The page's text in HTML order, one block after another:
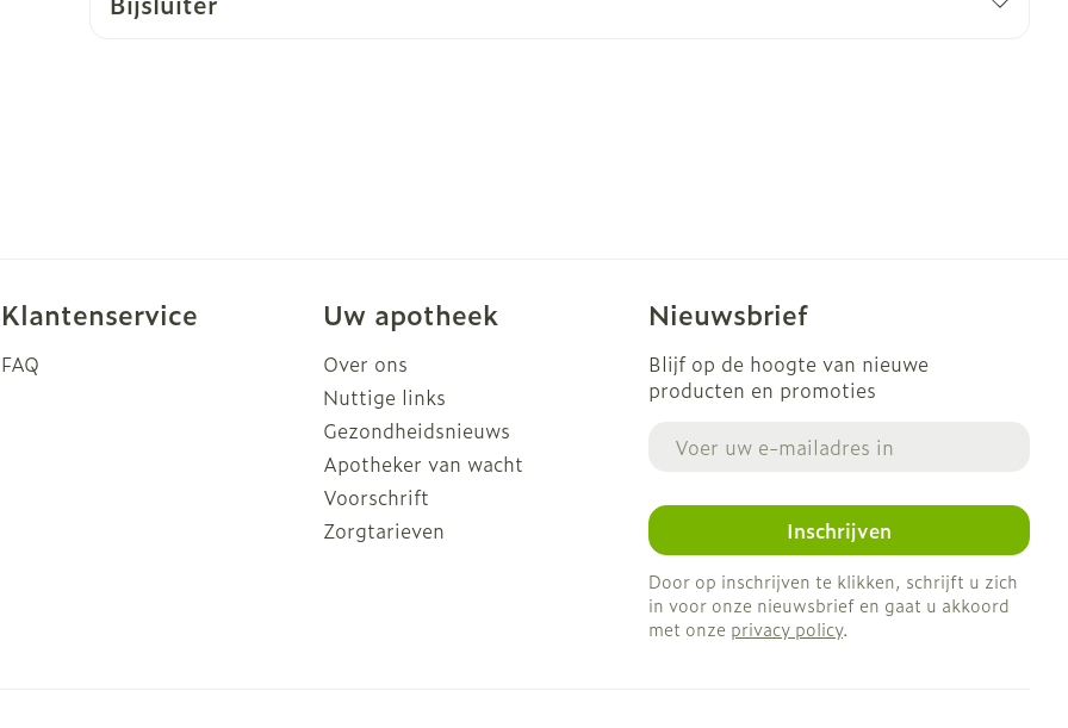
Klantenservice
FAQ
Uw apotheek
Over ons
Nuttige links
Gezondheidsnieuws
Apotheker van wacht
Voorschrift
Zorgtarieven
Nieuwsbrief
Blijf op de hoogte van nieuwe
producten en promoties
Inschrijven
Door op inschrijven te klikken, schrijft u zich
in voor onze nieuwsbrief en gaat u akkoord
met onze privacy policy.